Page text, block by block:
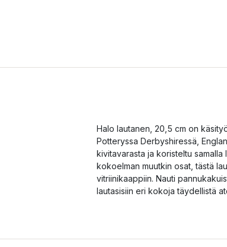
Halo lautanen, 20,5 cm on
Potteryssa Derbyshiressä,
kivitavarasta ja koristeltu samalla
kokoelman muutkin osat, tästä
vitriinikaappiin. Nauti
lautasisiin eri kokoja täydellistä